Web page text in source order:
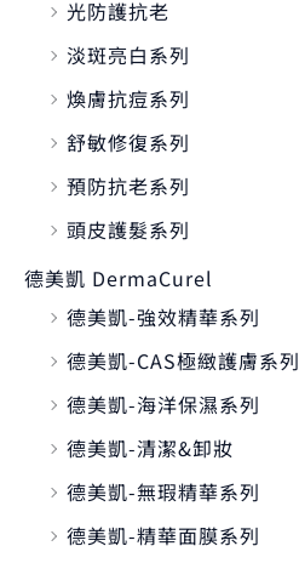
光防護抗老
淡斑亮白系列
煥膚抗痘系列
舒敏修復系列
預防抗老系列
頭皮護髮系列
德美凱 DermaCurel
德美凱-強效精華系列
德美凱-CAS極緻護膚系列
德美凱-海洋保濕系列
德美凱-清潔&卸妝
德美凱-無瑕精華系列
德美凱-精華面膜系列